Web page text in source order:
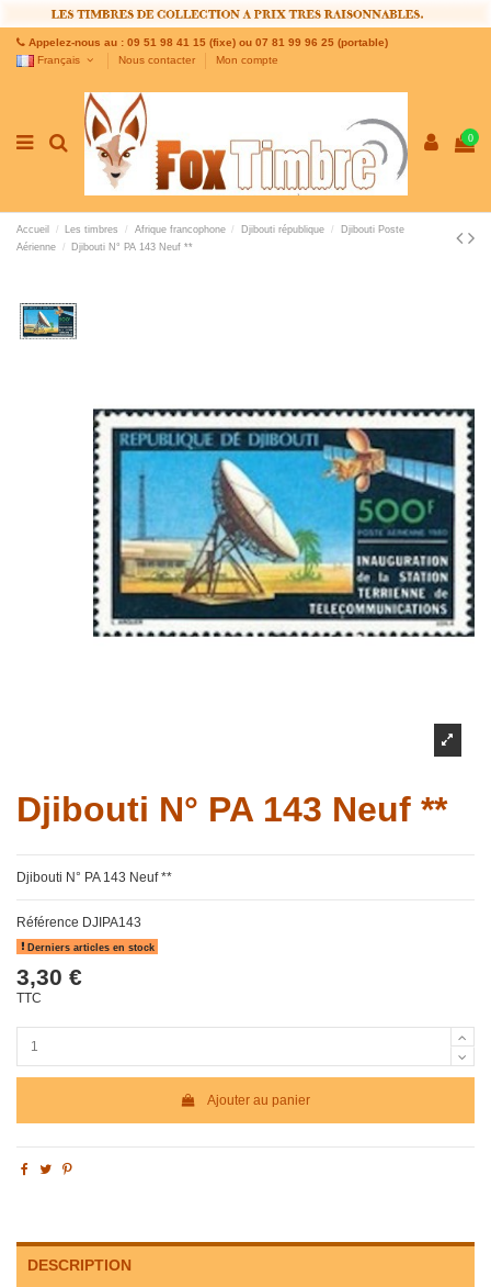
Appelez-nous au : 09 51 98 41 15 (fixe) ou 07 81 99 96 25 (portable)
Français
Nous contacter Mon compte
0
Accueil Les timbres Afrique francophone Djibouti république
Djibouti Poste
Aérienne
Djibouti N° PA 143 Neuf **
Djibouti N° PA 143 Neuf **
Djibouti N° PA 143 Neuf **
Référence DJIPA143
Derniers articles en stock
3,30 €
TTC
Ajouter au panier
DESCRIPTION